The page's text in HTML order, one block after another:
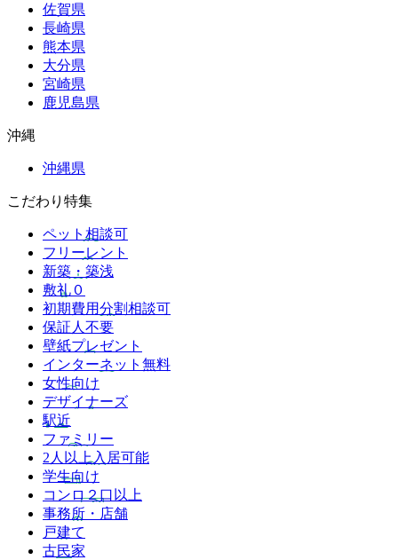
佐賀県
長崎県
熊本県
大分県
宮崎県
鹿児島県
沖縄
沖縄県
こだわり特集
ペット相談可
フリーレント
新築・築浅
敷礼０
初期費用分割相談可
保証人不要
壁紙プレゼント
インターネット無料
女性向け
デザイナーズ
駅近
ファミリー
2人以上入居可能
学生向け
コンロ２口以上
事務所・店舗
戸建て
古民家